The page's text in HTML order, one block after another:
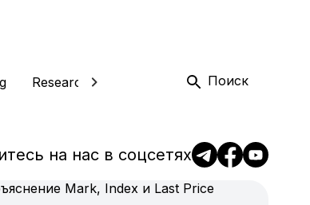
Research NewsПоиск
на нас в соцсетях